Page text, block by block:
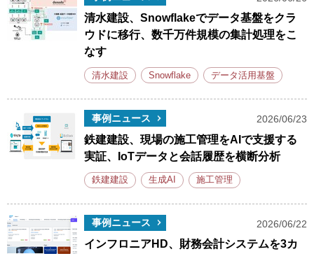
清水建設、Snowflakeでデータ基盤をクラ
ウドに移行、数千万件規模の集計処理をこ
なす
清水建設 Snowflake データ活用基盤
事例ニュース 2026/06/23
鉄建建設、現場の施工管理をAIで支援する
実証、IoTデータと会話履歴を横断分析
鉄建建設 生成AI 施工管理
事例ニュース 2026/06/22
インフロニアHD、財務会計システムを3カ